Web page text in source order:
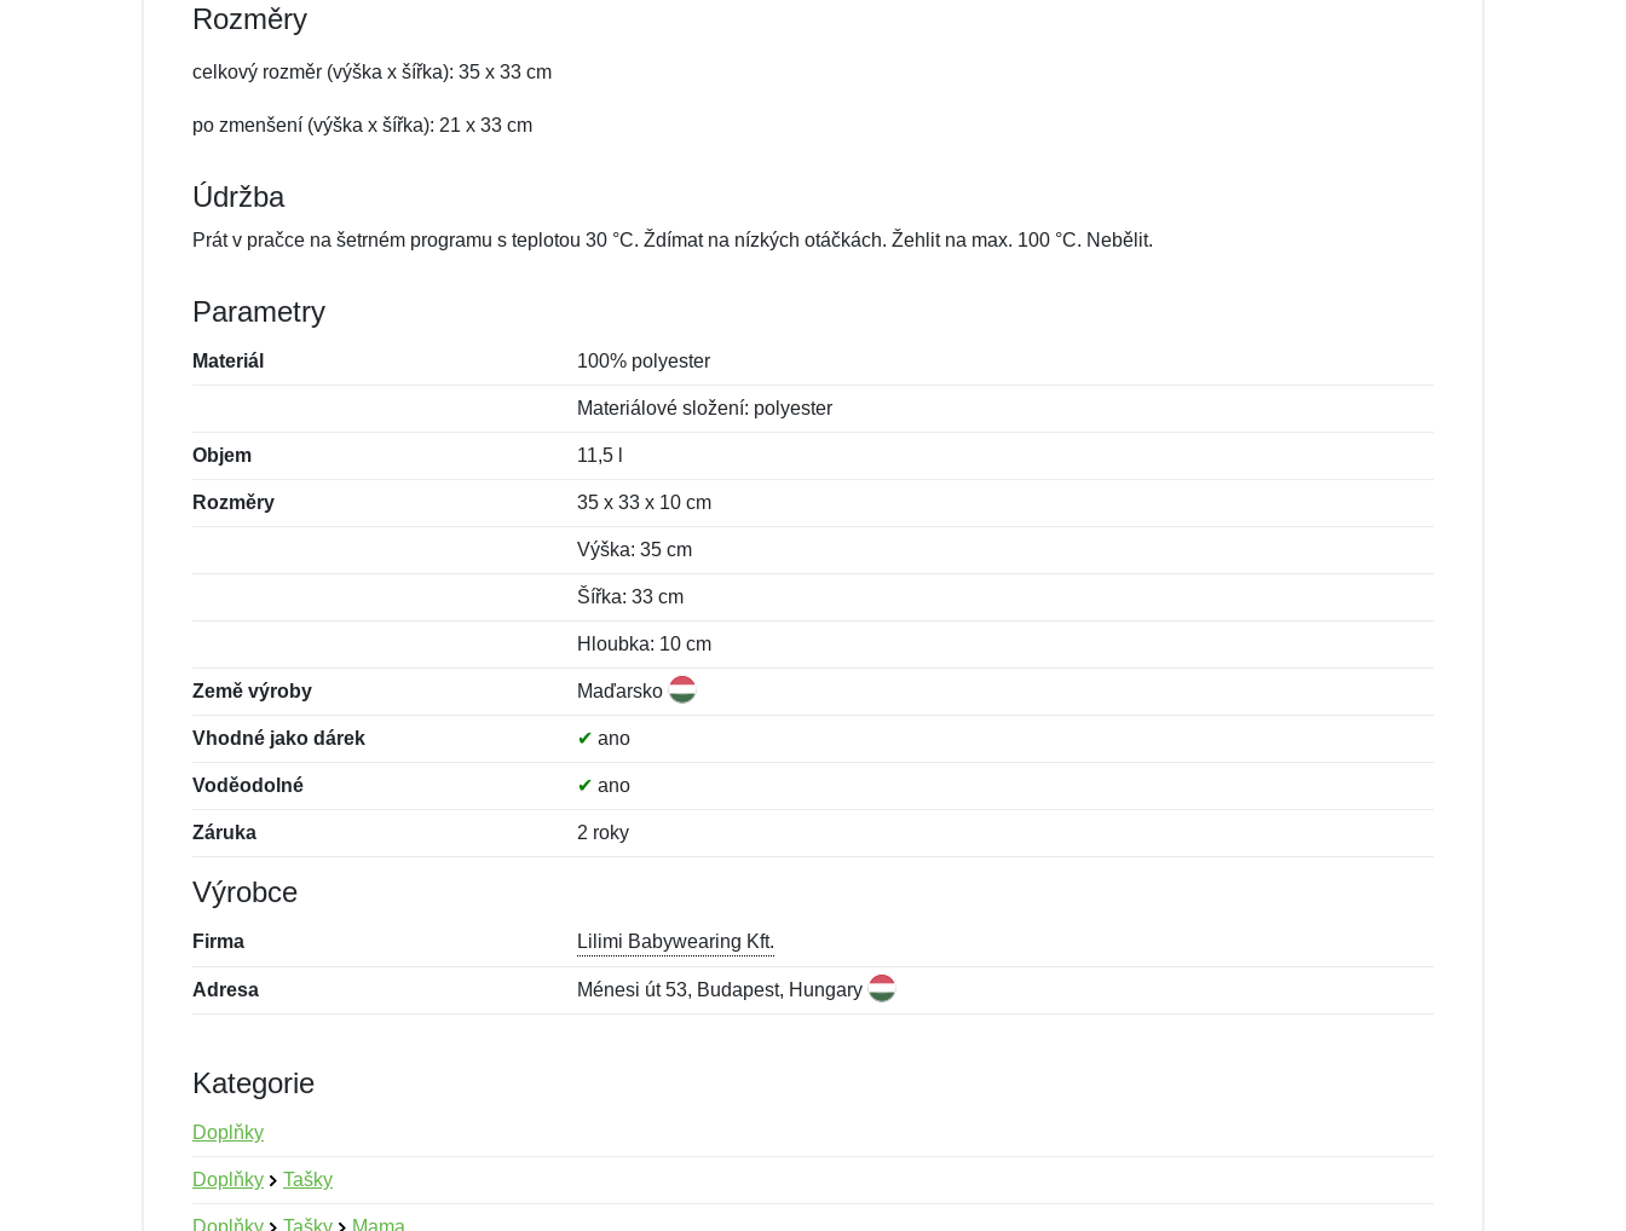
Rozměry
celkový rozměr (výška x šířka): 35 x 33 cm
po zmenšení (výška x šířka): 21 x 33 cm
Údržba
Prát v pračce na šetrném programu s teplotou 30 °C. Ždímat na nízkých otáčkách. Žehlit na max. 100 °C. Nebělit.
Parametry
Materiál 100% polyester
Materiálové složení: polyester
Objem 11,5 l
Rozměry 35 x 33 x 10 cm
Výška: 35 cm
Šířka: 33 cm
Hloubka: 10 cm
Země výroby Maďarsko
Vhodné jako dárek ✔ ano
Voděodolné ✔ ano
Záruka 2 roky
Výrobce
Firma Lilimi Babywearing Kft.
Adresa Ménesi út 53, Budapest, Hungary
Kategorie
Doplňky
Doplňky Tašky
Doplňky Tašky Mama